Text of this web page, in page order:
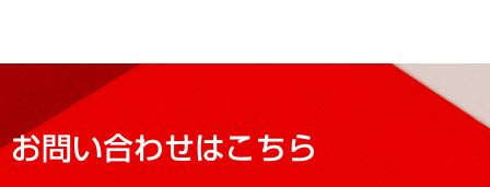
お問い合わせはこちら